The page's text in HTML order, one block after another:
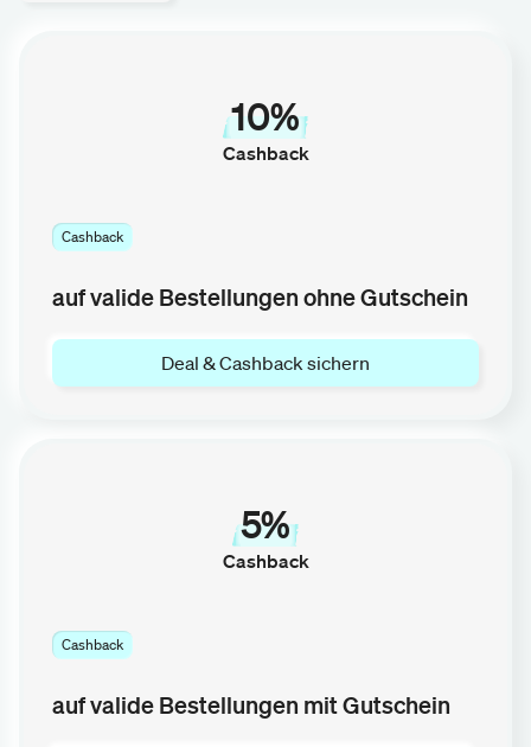
10%
Cashback
Cashback
auf valide Bestellungen ohne Gutschein
Deal & Cashback sichern
5%
Cashback
Cashback
auf valide Bestellungen mit Gutschein